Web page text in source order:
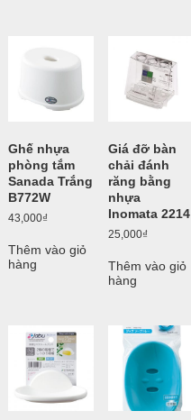
Ghế nhựa
phòng tắm
Sanada Trắng
B772W
43,000₫
Thêm vào giỏ
hàng
Giá đỡ bàn
chải đánh
răng bằng
nhựa
Inomata 2214
25,000₫
Thêm vào giỏ
hàng